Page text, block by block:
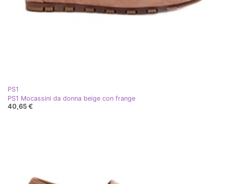
PS1
PS1 Mocassini da donna beige con frange
40,65 €